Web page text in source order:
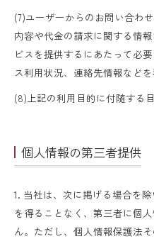
(7)ユーザーからのお問い合わ
内容や代金の請求に関する情
ビスを提供するにあたって必
ス利用状況、連絡先情報など
(8)上記の利用目的に付随する
個人情報の第三者提供
1. 当社は、次に掲げる場合を
を得ることなく、第三者に個
ん。ただし、個人情報保護法